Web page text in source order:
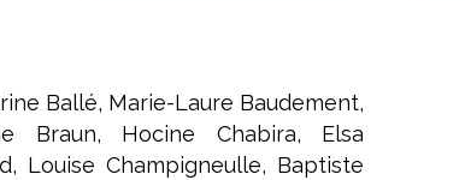
Ballé, Marie-Laure Baudement,
Braun, Hocine Chabira, Elsa
Louise Champigneulle, Baptiste